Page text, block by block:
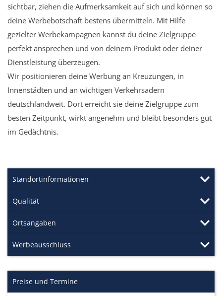
sichtbar, ziehen die Aufmerksamkeit auf sich und können so
deine Werbebotschaft bestens übermitteln. Mit Hilfe
gezielter Werbekampagnen kannst du deine Zielgruppe
perfekt ansprechen und von deinem Produkt oder deiner
Dienstleistung überzeugen.
Wir positionieren deine Werbung an Kreuzungen, in
Innenstädten und an wichtigen Verkehrsadern
deutschlandweit. Dort erreicht sie deine Zielgruppe zum
besten Zeitpunkt, wirkt angenehm und bleibt besonders gut
im Gedächtnis.
Standortinformationen
Qualität
Ortsangaben
Werbeausschluss
Preise und Termine